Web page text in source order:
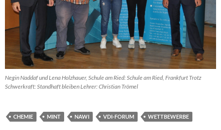
Negin Naddaf und Lena Holzhauer, Schule am Ried: Schule am Ried, Frankfurt Trotz
Schwerkraft: Standhaft bleiben Lehrer: Christian Trömel
CHEMIE MINT NAWI VDI-FORUM WETTBEWERBE